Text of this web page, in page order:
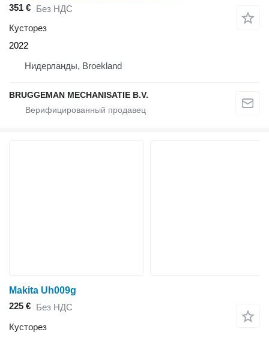
351 € Без НДС
Кусторез
2022
Нидерланды, Broekland
BRUGGEMAN MECHANISATIE B.V.
Makita Uh009g
225 € Без НДС
Кусторез